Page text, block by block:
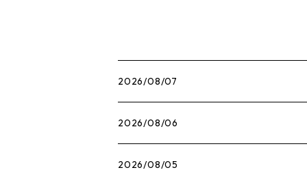
2026/08/07
2026/08/06
2026/08/05